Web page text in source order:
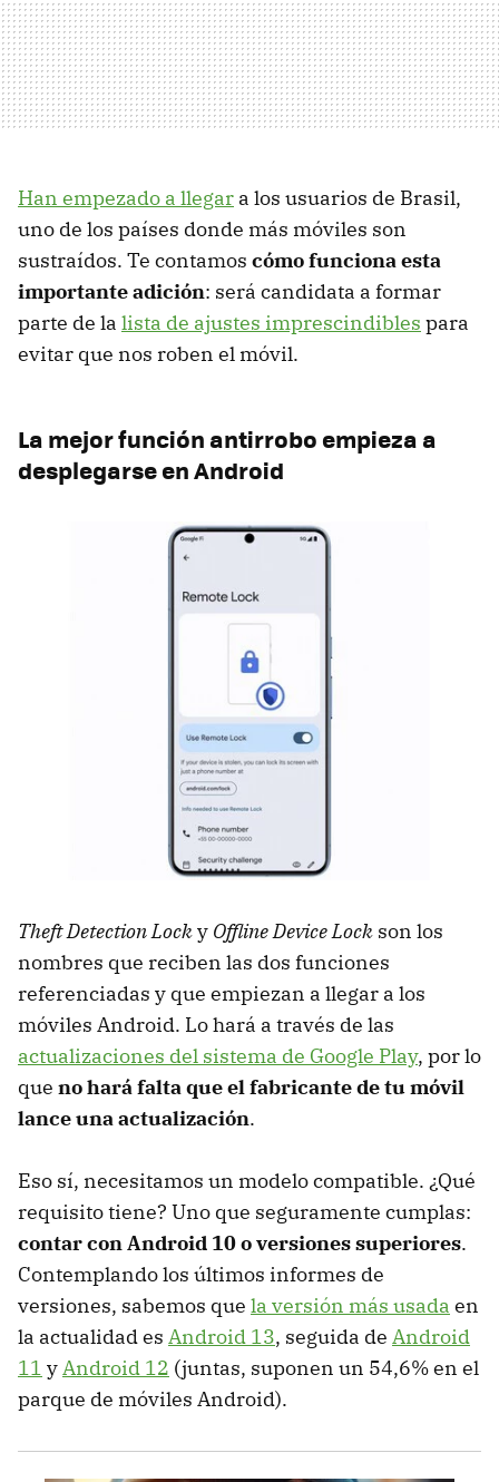
Han empezado a llegar a los usuarios de Brasil,
uno de los países donde más móviles son
sustraídos. Te contamos cómo funciona esta
importante adición: será candidata a formar
parte de la lista de ajustes imprescindibles para
evitar que nos roben el móvil.
La mejor función antirrobo empieza a
desplegarse en Android
Theft Detection Locky Offline Device Lock son los
nombres que reciben las dos funciones
referenciadas y que empiezan a llegar a los
móviles Android. Lo hará a través de las
actualizaciones del sistema de Google Play, por lo
que no hará falta que el fabricante de tu móvil
lance una actualización.
Eso sí, necesitamos un modelo compatible. ¿Qué
requisito tiene? Uno que seguramente cumplas:
contar con Android 10 o versiones superiores.
Contemplando los últimos informes de
versiones, sabemos que la versión más usada en
la actualidad es Android 13, seguida de Android
11 yAndroid 12 (juntas, suponen un 54,6% en el
parque de móviles Android).